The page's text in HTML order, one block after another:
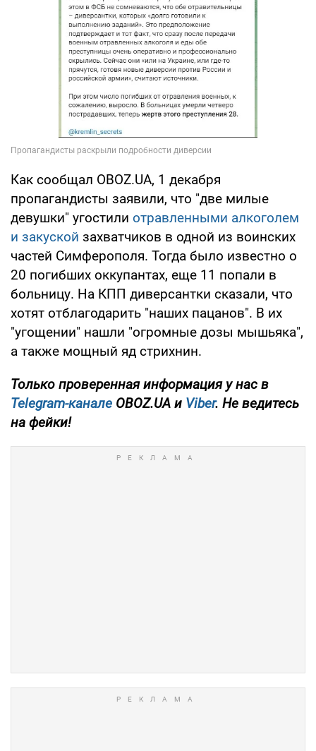
Как сообщал OBOZ.UA, 1 декабря
пропагандисты заявили, что "две милые
девушки" угостили отравленными алкоголем
и закуской захватчиков в одной из воинских
частей Симферополя. Тогда было известно о
20 погибших оккупантах, еще 11 попали в
больницу. На КПП диверсантки сказали, что
хотят отблагодарить "наших пацанов". В их
"угощении" нашли "огромные дозы мышьяка",
а также мощный яд стрихнин.
Только проверенная информация у нас в
Telegram-канале OBOZ.UA и Viber. Не ведитесь
на фейки!